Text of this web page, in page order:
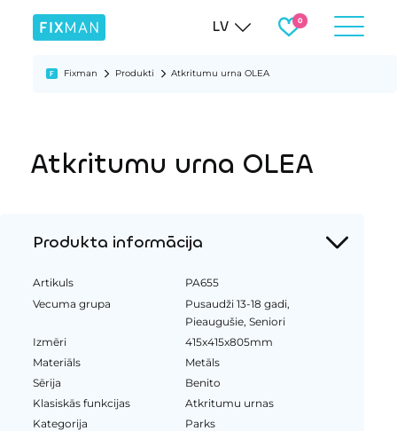
LV
Fixman Produkti Atkritumu urna OLEA
Atkritumu urna OLEA
Produkta informācija
Artikuls
PA655
Vecuma grupa
Pusaudži 13-18 gadi,
Pieaugušie, Seniori
Izmēri
415x415x805mm
Materiāls
Metāls
Sērija
Benito
Klasiskās funkcijas
Atkritumu urnas
Kategorija
Parks